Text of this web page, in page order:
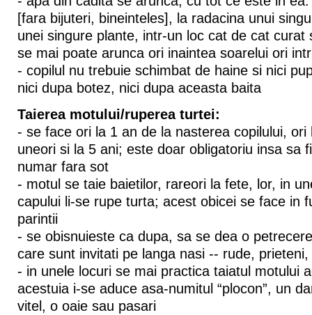
[fara bijuteri, bineinteles], la radacina unui
unei singure plante, intr-un loc cat de cat curat
se mai poate arunca ori inaintea soarelui ori
- copilul nu trebuie schimbat de haine si nici
nici dupa botez, nici dupa aceasta baita
Taierea motului/ruperea turtei:
- se face ori la 1 an de la nasterea copilului, ori
uneori si la 5 ani; este doar obligatoriu insa sa
numar fara sot
- motul se taie baietilor, rareori la fete, lor, in
capului li-se rupe turta; acest obicei se face in
parintii
- se obisnuieste ca dupa, sa se dea o
care sunt invitati pe langa nasi -- rude,
- in unele locuri se mai practica taiatul motului
acestuia i-se aduce asa-numitul “plocon”, un
vitel, o oaie sau pasari